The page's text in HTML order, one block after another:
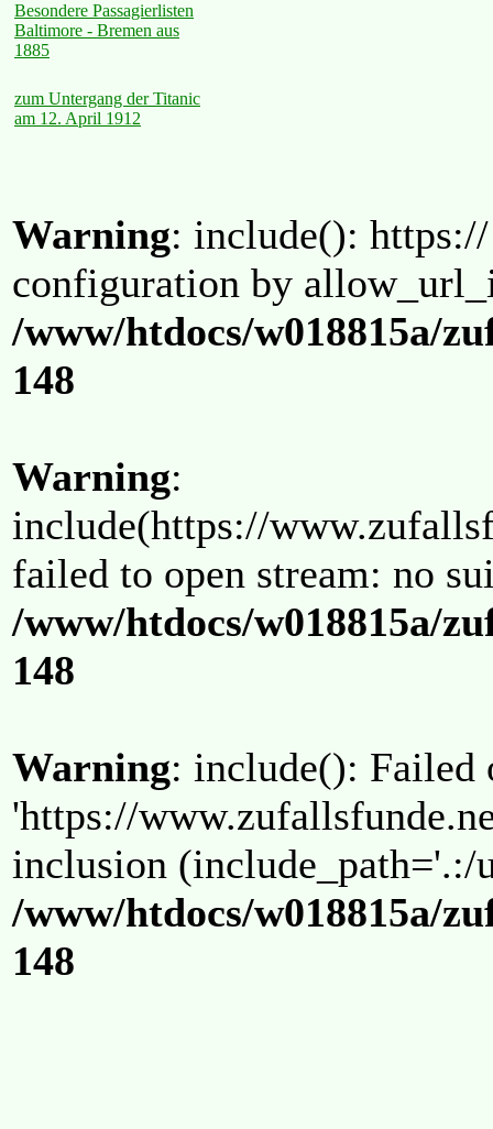
Besondere Passagierlisten
Baltimore - Bremen aus
1885
zum Untergang der Titanic
am 12. April 1912
Warning: include():
configuration by
/www/htdocs/w018815a/
148
Warning:
include(https://
failed to open stream: no
/www/htdocs/w018815a/
148
Warning: include(): Failed
'https://
inclusion (include_path='.:/
/www/htdocs/w018815a/
148